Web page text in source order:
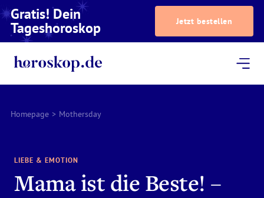
Gratis! Dein
Tageshoroskop Jetzt bestellen
Homepage > Mothersday
LIEBE & EMOTION
Mama ist die Beste! –